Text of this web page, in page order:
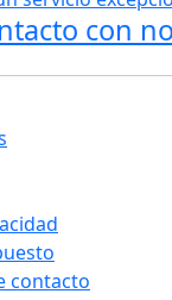
con
contacto